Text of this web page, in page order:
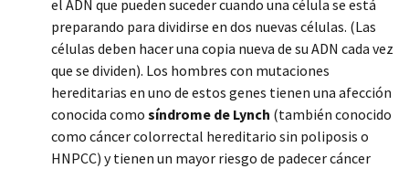
el ADN que pueden suceder cuando una célula se está
preparando para dividirse en dos nuevas células. (Las
células deben hacer una copia nueva de su ADN cada vez
que se dividen). Los hombres con mutaciones
hereditarias en uno de estos genes tienen una afección
conocida como síndrome de Lynch (también conocido
como cáncer colorrectal hereditario sin poliposis o
HNPCC) y tienen un mayor riesgo de padecer cáncer